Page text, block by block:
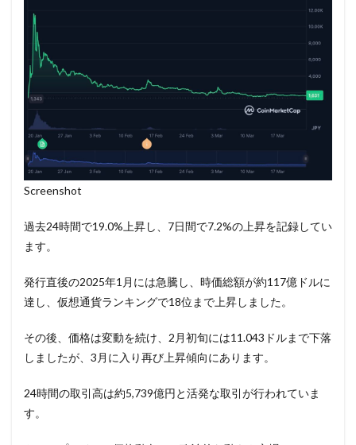
Screenshot
過去24時間で19.0%上昇し、7日間で7.2%の上昇を記録してい
ます。
発行直後の2025年1月には急騰し、時価総額が約117億ドルに
達し、仮想通貨ランキングで18位まで上昇しました。
その後、価格は変動を続け、2月初旬には11.043ドルまで下落
しましたが、3月に入り再び上昇傾向にあります。
24時間の取引高は約5,739億円と活発な取引が行われていま
す。